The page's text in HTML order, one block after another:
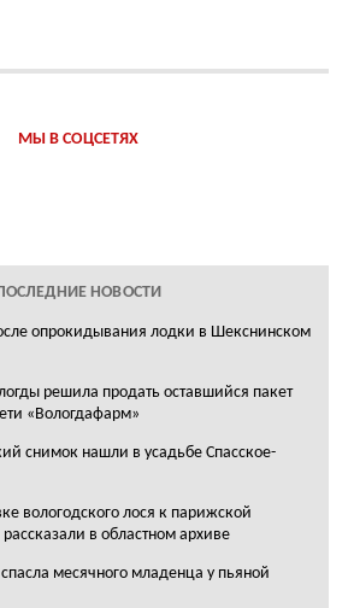
МЫ В СОЦСЕТЯХ
НОВОСТИ
опрокидывания лодки в Шекснинском
решила продать оставшийся пакет
«Вологдафарм»
снимок нашли в усадьбе Спасское-
вологодского лося к парижской
в областном архиве
месячного младенца у пьяной